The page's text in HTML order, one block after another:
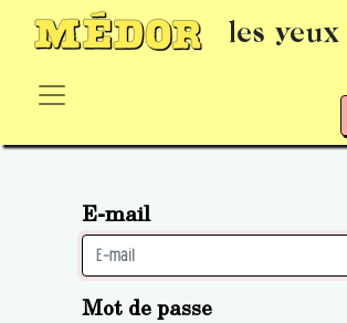
les
E-mail
Mot de passe